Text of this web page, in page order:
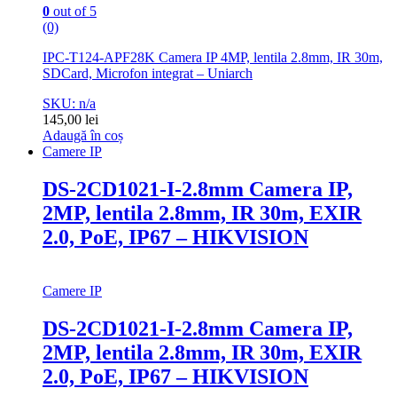
0 out of 5
(0)
IPC-T124-APF28K Camera IP 4MP, lentila 2.8mm, IR 30m,
SDCard, Microfon integrat – Uniarch
SKU: n/a
145,00 lei
Adaugă în coș
Camere IP
DS-2CD1021-I-2.8mm Camera IP,
2MP, lentila 2.8mm, IR 30m, EXIR
2.0, PoE, IP67 – HIKVISION
Camere IP
DS-2CD1021-I-2.8mm Camera IP,
2MP, lentila 2.8mm, IR 30m, EXIR
2.0, PoE, IP67 – HIKVISION